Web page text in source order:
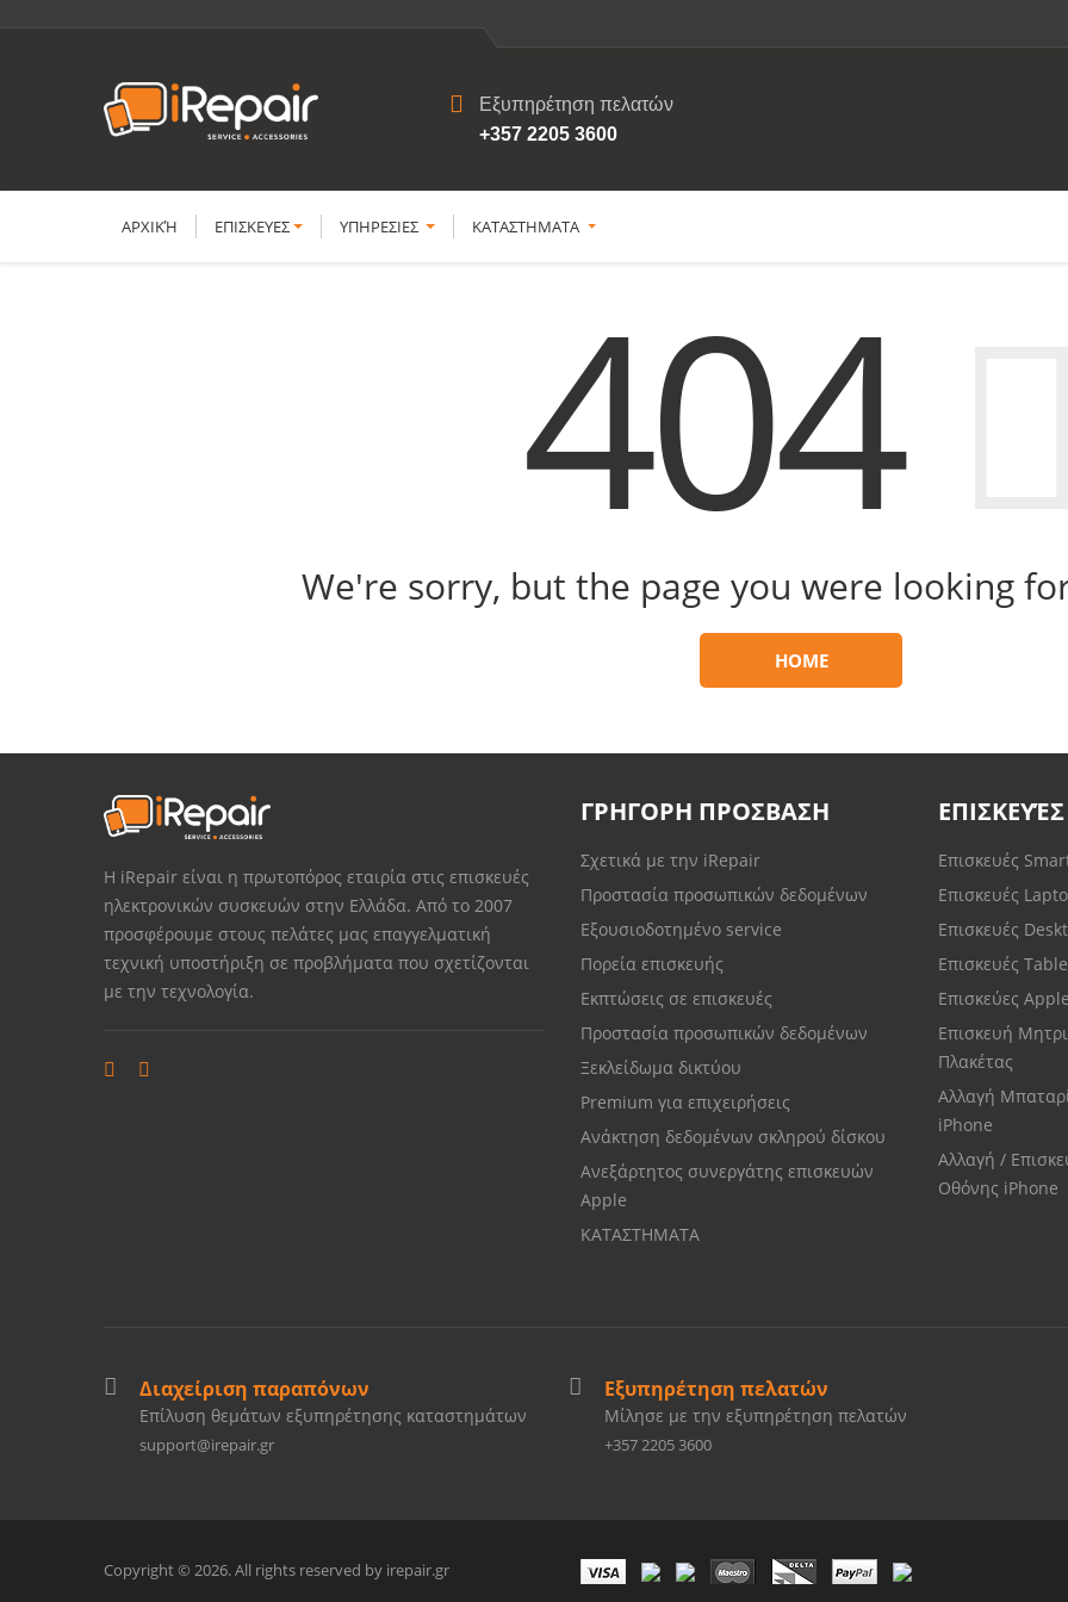
Εξυπηρέτηση πελατών
+357 2205 3600
ΑΡΧΙΚΉ ΕΠΙΣΚΕΥΕΣ YΠΗΡΕΣΙΕΣ ΚΑΤΑΣΤΗΜΑΤΑ
404
We're sorry, but the page you were looking
HOME
Η iRepair είναι η πρωτοπόρος εταιρία στις επισκευές
ηλεκτρονικών συσκευών στην Ελλάδα. Από το 2007
προσφέρουμε στους πελάτες μας επαγγελματική
τεχνική υποστήριξη σε προβλήματα που σχετίζονται
με την τεχνολογία.
ΓΡΗΓΟΡΗ ΠΡΟΣΒΑΣΗ
Σχετικά με την iRepair
Προστασία προσωπικών δεδομένων
Εξουσιοδοτημένο service
Πορεία επισκευής
Εκπτώσεις σε επισκευές
Προστασία προσωπικών δεδομένων
Ξεκλείδωμα δικτύου
Premium για επιχειρήσεις
Ανάκτηση δεδομένων σκληρού δίσκου
Ανεξάρτητος συνεργάτης επισκευών
Apple
ΚΑΤΑΣΤΗΜΑΤΑ
ΕΠΙΣΚΕΥΈΣ
Επισκευές
Επισκευές
Επισκευές
Επισκευές
Επισκεύες
Επισκευή
Πλακέτας
Αλλαγή
iPhone
Αλλαγή /
Οθόνης iPhone
Διαχείριση παραπόνων
Επίλυση θεμάτων εξυπηρέτησης καταστημάτων
support@irepair.gr
Εξυπηρέτηση πελατών
Μίλησε με την εξυπηρέτηση πελατών
+357 2205 3600
Copyright © 2026. All rights reserved by irepair.gr